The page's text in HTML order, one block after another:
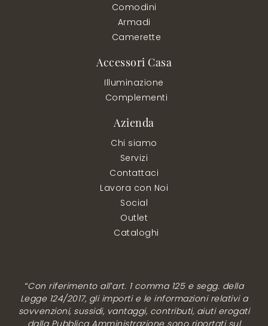
Comodini
Armadi
Camerette
Accessori Casa
Illuminazione
Complementi
Azienda
Chi siamo
Servizi
Contattaci
Lavora con Noi
Social
Outlet
Cataloghi
“Con riferimento all’art. 1 comma 125 e segg. della
Legge 124/2017, gli importi e le informazioni relativi a
sovvenzioni, sussidi, vantaggi, contributi, aiuti erogati
dalla Pubblica Amministrazione sono riportati sul